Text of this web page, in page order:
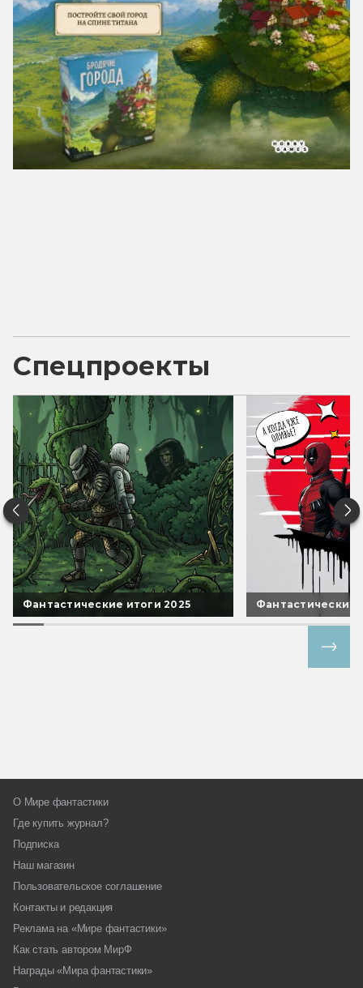
Спецпроекты
Фантастические итоги 2025 Фантастические
О Мире фантастики
Где купить журнал?
Подписка
Наш магазин
Пользовательское соглашение
Контакты и редакция
Реклама на «Мире фантастики»
Как стать автором МирФ
Награды «Мира фантастики»